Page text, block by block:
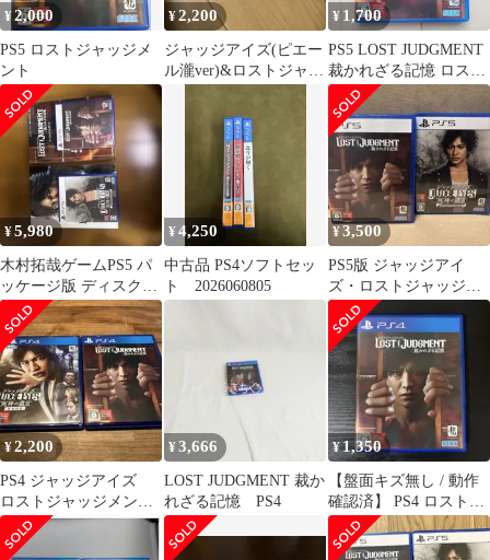
¥2,000
PS5 ロストジャッジメ
ント
¥2,200
ジャッジアイズ(ピエー
ル瀧ver)&ロストジャッ
¥ 1,700
PS5 LOST JUDGMENT
裁かれざる記憶 ロスト
ジャッジメント
¥5,980
木村拓哉ゲームPS5 パ
ッケージ版 ディスク2
枚とそれぞれの攻略本
セット
¥4,250
中古品 PS4ソフトセッ
ト 2026060805
¥3,500
PS5版 ジャッジアイ
ズ・ロストジャッジメ
ント ２本セット
¥2,200
PS4 ジャッジアイズ
ロストジャッジメント2
本セット
¥3,666
LOST JUDGMENT 裁か
れざる記憶 PS4
¥1,350
【盤面キズ無し / 動作
確認済】 PS4 ロストジ
ャッジメント